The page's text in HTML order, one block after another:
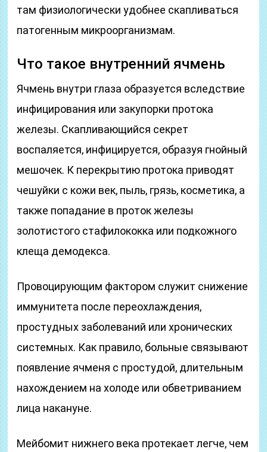
там физиологически удобнее скапливаться
патогенным микроорганизмам.
Что такое внутренний ячмень
Ячмень внутри глаза образуется вследствие
инфицирования или закупорки протока
железы. Скапливающийся секрет
воспаляется, инфицируется, образуя гнойный
мешочек. К перекрытию протока приводят
чешуйки с кожи век, пыль, грязь, косметика, а
также попадание в проток железы
золотистого стафилококка или подкожного
клеща демодекса.
Провоцирующим фактором служит снижение
иммунитета после переохлаждения,
простудных заболеваний или хронических
системных. Как правило, больные связывают
появление ячменя с простудой, длительным
нахождением на холоде или обветриванием
лица накануне.
Мейбомит нижнего века протекает легче, чем